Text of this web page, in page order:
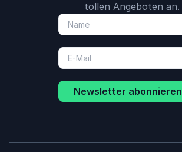
tollen Angeboten an.
Newsletter abonnieren